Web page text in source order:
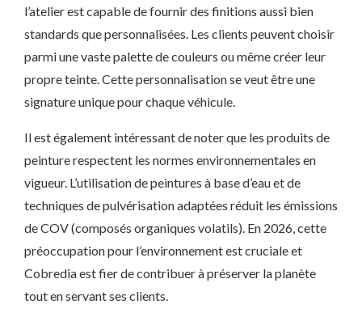
l’atelier est capable de fournir des finitions aussi bien
standards que personnalisées. Les clients peuvent choisir
parmi une vaste palette de couleurs ou même créer leur
propre teinte. Cette personnalisation se veut être une
signature unique pour chaque véhicule.
Il est également intéressant de noter que les produits de
peinture respectent les normes environnementales en
vigueur. L’utilisation de peintures à base d’eau et de
techniques de pulvérisation adaptées réduit les émissions
de COV (composés organiques volatils). En 2026, cette
préoccupation pour l’environnement est cruciale et
Cobredia est fier de contribuer à préserver la planète
tout en servant ses clients.